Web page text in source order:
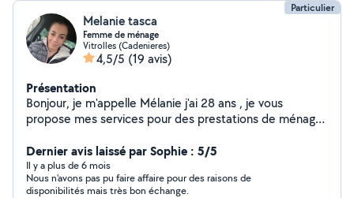
Particulier
Melanie tasca
Femme de ménage
Vitrolles (Cadenieres)
4,5/5 (19 avis)
Présentation
Bonjour, je m'appelle Mélanie j'ai 28 ans , je vous
propose mes services pour des prestations de ménage
pour les courses . Je suis quelqu'un de sérieuse
dynamique et minutieuse. Déplacement pour 2h
minimum N'hésitez pas à me contacter
Dernier avis laissé par Sophie : 5/5
Il y a plus de 6 mois
Nous n'avons pas pu faire affaire pour des raisons de
disponibilités mais très bon échange.